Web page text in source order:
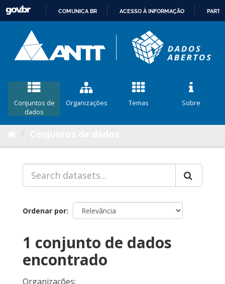
CONTEÚDO
COMUNICA BR ACESSO À INFORMAÇÃO
Conjuntos de
dados
Organizações Temas Sobre
Ordenar por
1 conjunto de dados
encontrado
Organizações: